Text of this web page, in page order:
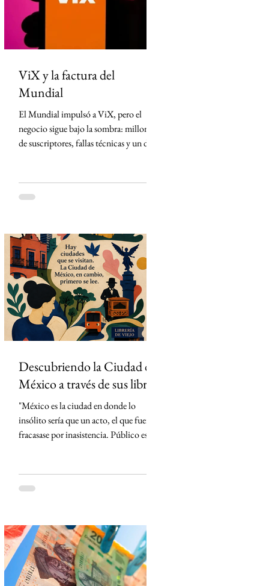
México desde Arizona y la violencia
ligada al crimen o
ViX y la factura del
Mundial
El Mundial impulsó a ViX, pero el
negocio sigue bajo la sombra: millones
de suscriptores, fallas técnicas y un dato
representó la mayor apuesta de
TelevisaUnivision desde el lanzamiento
valioso: los derechos exclusivos para
transmitir por streaming los 104
partidos del torneo en México. La
estrategia parecía impecable: convertir
el evento deportivo
Descubriendo la Ciudad de
México a través de sus libros
"México es la ciudad en donde lo
insólito sería que un acto, el que fuera,
fracasase por inasistencia. Público es lo
de México, en cambio, primero se lee."
Creo que conocí la Ciudad de México
llave distinta y, con cada página, la
ciudad dejó de ser un punto en el mapa
para convertirse en un territorio de
historias. El primero en t